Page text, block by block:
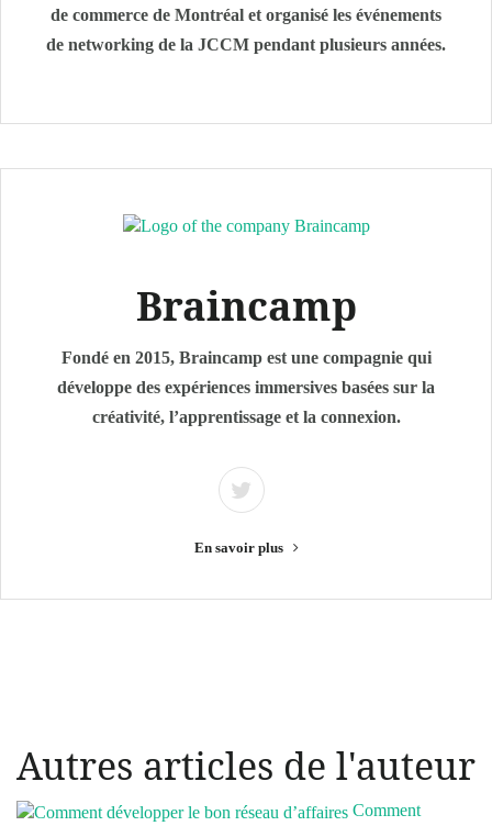
de commerce de Montréal et organisé les événements
de networking de la JCCM pendant plusieurs années.
Braincamp
Fondé en 2015, Braincamp est une compagnie qui
développe des expériences immersives basées sur la
créativité, l’apprentissage et la connexion.
En savoir plus
Autres articles de l'auteur
Comment